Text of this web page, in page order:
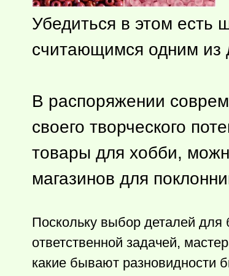
Убедиться в этом есть
считающимся одним из
В распоряжении
своего творческого
товары для хобби,
магазинов для
Поскольку выбор деталей для
ответственной задачей,
какие бывают разновидности